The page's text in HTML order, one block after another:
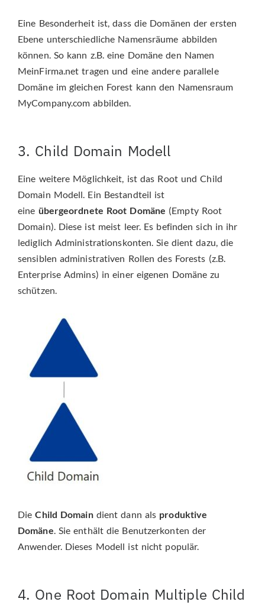
Eine Besonderheit ist, dass die Domänen der ersten
Ebene unterschiedliche Namensräume abbilden
können. So kann z.B. eine Domäne den Namen
MeinFirma.net tragen und eine andere parallele
Domäne im gleichen Forest kann den Namensraum
MyCompany.com abbilden.
3. Child Domain Modell
Eine weitere Möglichkeit, ist das Root und Child
Domain Modell. Ein Bestandteil ist
eine übergeordnete Root Domäne (Empty Root
Domain). Diese ist meist leer. Es befinden sich in ihr
lediglich Administrationskonten. Sie dient dazu, die
sensiblen administrativen Rollen des Forests (z.B.
Enterprise Admins) in einer eigenen Domäne zu
schützen.
DieChild Domaindient dann als produktive
Domäne. Sie enthält die Benutzerkonten der
Anwender. Dieses Modell ist nicht populär.
4. One Root Domain Multiple Child